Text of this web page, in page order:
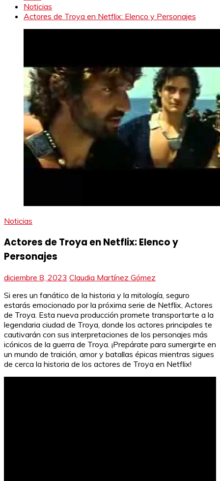
Noticias
Actores de Troya en Netflix: Elenco y Personajes
Noticias
Actores de Troya en Netflix: Elenco y
Personajes
diciembre 8, 2023 Claudia Martínez Gómez
Si eres un fanático de la historia y la mitología, seguro
estarás emocionado por la próxima serie de Netflix, Actores
de Troya. Esta nueva producción promete transportarte a la
legendaria ciudad de Troya, donde los actores principales te
cautivarán con sus interpretaciones de los personajes más
icónicos de la guerra de Troya. ¡Prepárate para sumergirte en
un mundo de traición, amor y batallas épicas mientras sigues
de cerca la historia de los actores de Troya en Netflix!